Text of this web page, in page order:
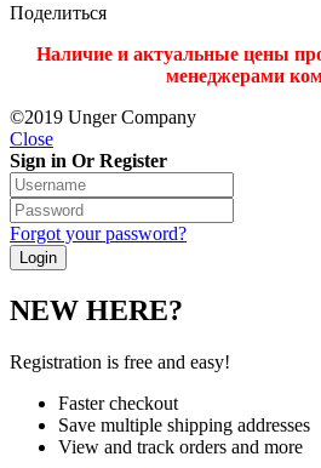
Поделиться
Наличие и актуальные цены
менеджерами
©2019 Unger Company
Close
Sign in Or Register
Forgot your password?
NEW HERE?
Registration is free and easy!
Faster checkout
Save multiple shipping addresses
View and track orders and more